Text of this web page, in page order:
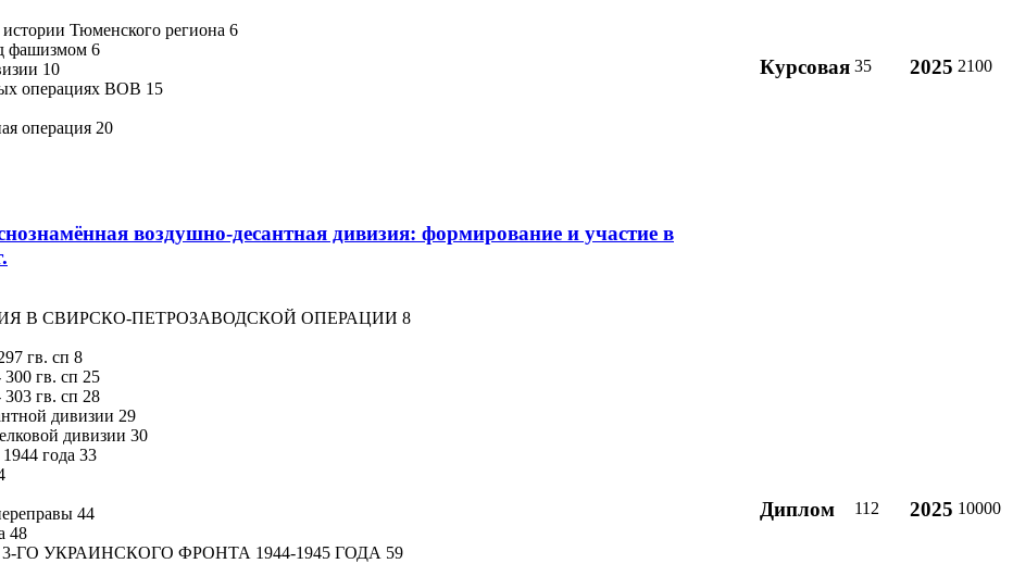
Тюменского региона 6
фашизмом 6
10
операциях ВОВ 15
операция 20
Курсовая 35 2025 2100
воздушно-десантная дивизия: формирование и участие в
В СВИРСКО-ПЕТРОЗАВОДСКОЙ ОПЕРАЦИИ 8
гв. сп 8
300 гв. сп 25
303 гв. сп 28
дивизии 29
дивизии 30
года 33
44
48
УКРАИНСКОГО ФРОНТА 1944-1945 ГОДА 59
Диплом 112 2025 10000